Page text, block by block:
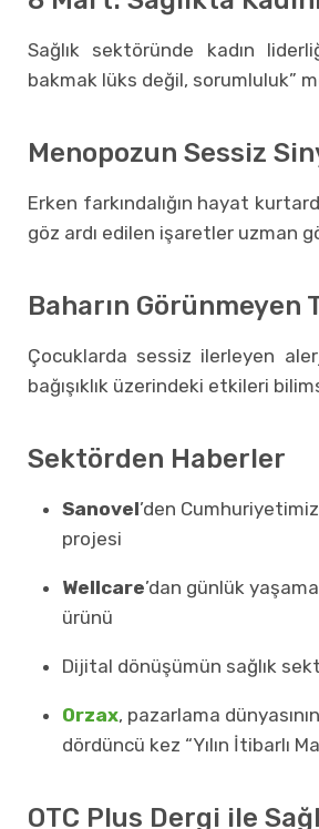
Sağlık sektöründe kadın
bakmak lüks değil, sorumluluk”
Menopozun Sessiz
Erken farkındalığın hayat
göz ardı edilen işaretler uzman
Baharın
Çocuklarda sessiz ilerleyen
bağışıklık üzerindeki etkileri
Sektörden Haberler
Sanovel’den
projesi
Wellcare’dan günlük
ürünü
Dijital dönüşümün sağlık
Orzax, pazarlama
dördüncü kez “Yılın İtibarlı
OTC Plus Dergi ile